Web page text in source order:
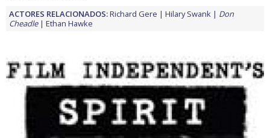
ACTORES RELACIONADOS:Richard Gere Hilary Swank
Don
Cheadle
Ethan Hawke